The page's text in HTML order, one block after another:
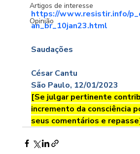
Artigos de interesse
Opinião
https://www.resistir.info/
an_br_10jan23.html
Saudações
César Cantu
São Paulo, 12/01/2023
[Se julgar pertinente
incremento da consciência
seus comentários e